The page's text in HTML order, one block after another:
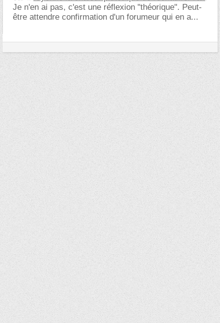
Je n'en ai pas, c'est une réflexion "théorique". Peut-
être attendre confirmation d'un forumeur qui en a...